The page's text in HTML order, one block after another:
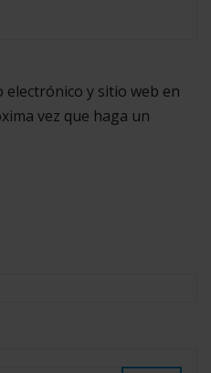
y sitio web en
vez que haga un